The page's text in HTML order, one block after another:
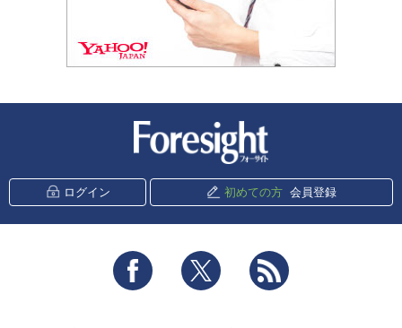
ログイン 初めての方 会員登録
Facebook Twitter